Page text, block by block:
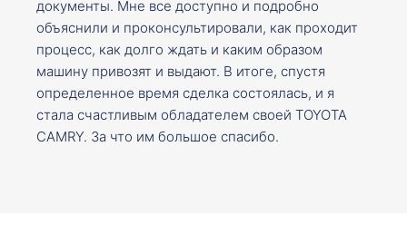
документы. Мне все доступно и подробно
объяснили и проконсультировали, как проходит
процесс, как долго ждать и каким образом
машину привозят и выдают. В итоге, спустя
определенное время сделка состоялась, и я
стала счастливым обладателем своей TOYOTA
CAMRY. За что им большое спасибо.